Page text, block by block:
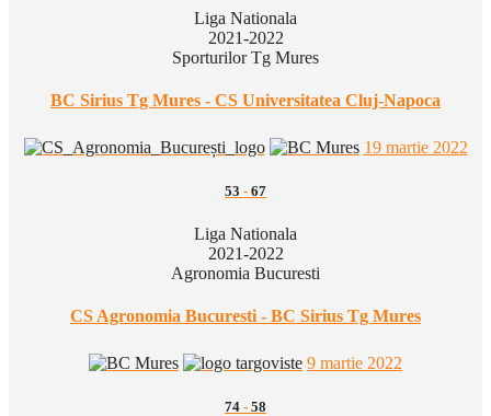
Liga Nationala
2021-2022
Sporturilor Tg Mures
BC Sirius Tg Mures - CS Universitatea Cluj-Napoca
19 martie 2022
53 - 67
Liga Nationala
2021-2022
Agronomia Bucuresti
CS Agronomia Bucuresti - BC Sirius Tg Mures
9 martie 2022
74 - 58